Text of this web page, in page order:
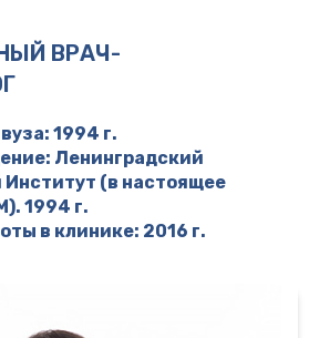
ВРАЧ-
1994 г.
Ленинградский
(в настоящее
1994 г.
в клинике: 2016 г.